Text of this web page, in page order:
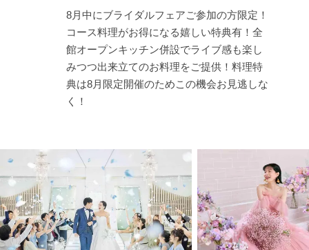
8月中にブライダルフェアご参加の方限定！
コース料理がお得になる嬉しい特典有！全
館オープンキッチン併設でライブ感も楽し
みつつ出来立てのお料理をご提供！料理特
典は8月限定開催のためこの機会お見逃しな
く！